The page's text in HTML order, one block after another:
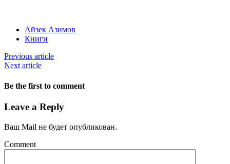
Айзек Азимов
Книги
Previous article
Next article
Be the first to comment
Leave a Reply
Ваш Mail не будет опубликован.
Comment